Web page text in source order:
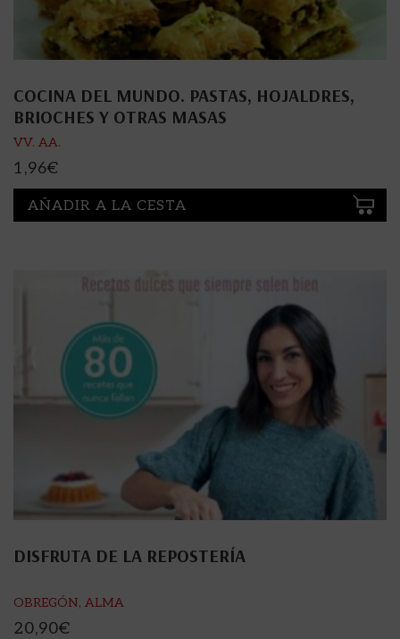
COCINA DEL MUNDO. PASTAS, HOJALDRES,
BRIOCHES Y OTRAS MASAS
VV. AA.
1,96€
AÑADIR A LA CESTA
DISFRUTA DE LA REPOSTERÍA
OBREGÓN, ALMA
20,90€